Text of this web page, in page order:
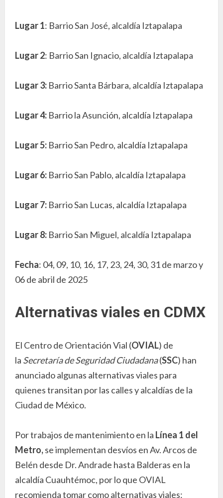
Lugar 1: Barrio San José, alcaldía Iztapalapa
Lugar 2: Barrio San Ignacio, alcaldía Iztapalapa
Lugar 3: Barrio Santa Bárbara, alcaldía Iztapalapa
Lugar 4: Barrio la Asunción, alcaldía Iztapalapa
Lugar 5: Barrio San Pedro, alcaldía Iztapalapa
Lugar 6: Barrio San Pablo, alcaldía Iztapalapa
Lugar 7: Barrio San Lucas, alcaldía Iztapalapa
Lugar 8: Barrio San Miguel, alcaldía Iztapalapa
Fecha: 04, 09, 10, 16, 17, 23, 24, 30, 31 de marzo y
06 de abril de 2025
Alternativas viales en CDMX
El Centro de Orientación Vial (OVIAL) de
la Secretaría de Seguridad Ciudadana(SSC) han
anunciado algunas alternativas viales para
quienes transitan por las calles y alcaldías de la
Ciudad de México.
Por trabajos de mantenimiento en la Línea 1 del
Metro,se implementan desvíos en Av. Arcos de
Belén desde Dr. Andrade hasta Balderas en la
alcaldía Cuauhtémoc, por lo que OVIAL
recomienda tomar como alternativas viales: